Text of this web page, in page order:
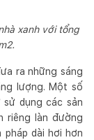
xanh với tổng
ra những sáng
lượng. Một số
dụng các sản
riêng làn đường
dài hơi hơn